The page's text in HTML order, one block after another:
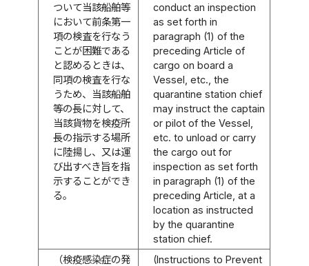
ついて当該船舶等
において前条第一
項の検査を行なう
ことが困難である
と認めるときは、
同項の検査を行な
うため、当該船舶
等の長に対して、
当該貨物を検疫所
長の指示する場所
に陸揚し、又は運
び出すべき旨を指
示することができ
る。
conduct an inspection
as set forth in
paragraph (1) of the
preceding Article of
cargo on board a
Vessel, etc., the
quarantine station chief
may instruct the captain
or pilot of the Vessel,
etc. to unload or carry
the cargo out for
inspection as set forth
in paragraph (1) of the
preceding Article, at a
location as instructed
by the quarantine
station chief.
（検疫感染症の発
(Instructions to Prevent